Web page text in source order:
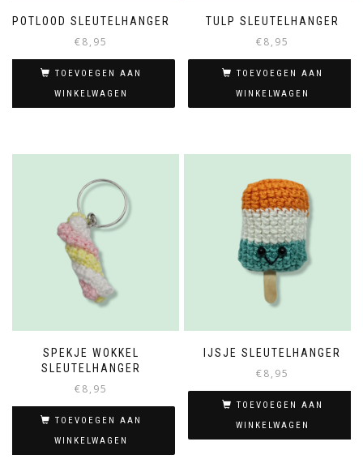
POTLOOD SLEUTELHANGER
€8,95
TOEVOEGEN AAN
WINKELWAGEN
TULP SLEUTELHANGER
€8,95
TOEVOEGEN AAN
WINKELWAGEN
SPEKJE WOKKEL
SLEUTELHANGER
€8,95
TOEVOEGEN AAN
WINKELWAGEN
IJSJE SLEUTELHANGER
€8,95
TOEVOEGEN AAN
WINKELWAGEN